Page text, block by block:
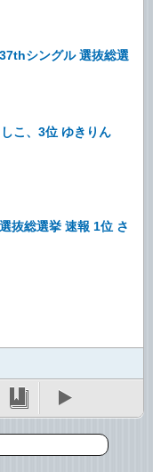
シングル 選抜総選
こ、3位 ゆきりん
抜総選挙 速報 1位 さ